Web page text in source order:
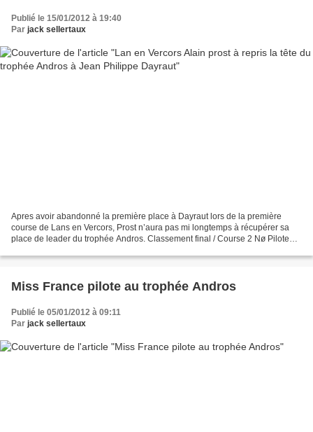
Publié le 15/01/2012 à 19:40
Par jack sellertaux
Apres avoir abandonné la première place à Dayraut lors de la première
course de Lans en Vercors, Prost n’aura pas mi longtemps à récupérer sa
place de leader du trophée Andros. Classement final / Course 2 Nø Pilote
Miss France pilote au trophée Andros
Publié le 05/01/2012 à 09:11
Par jack sellertaux